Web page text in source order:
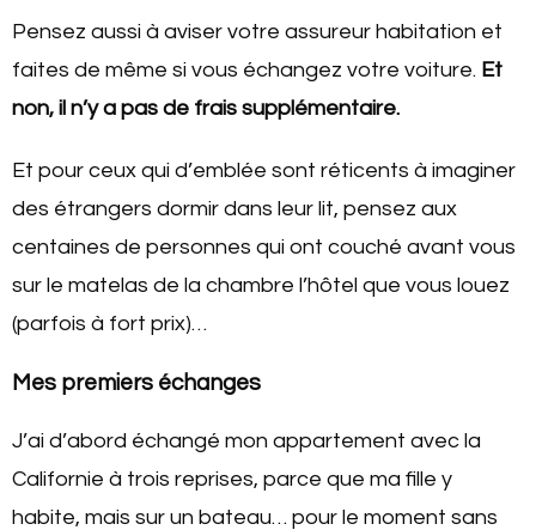
Pensez aussi à aviser votre assureur habitation et
faites de même si vous échangez votre voiture. Et
non, il n’y a pas de frais supplémentaire.
Et pour ceux qui d’emblée sont réticents à imaginer
des étrangers dormir dans leur lit, pensez aux
centaines de personnes qui ont couché avant vous
sur le matelas de la chambre l’hôtel que vous louez
(parfois à fort prix)…
Mes premiers échanges
J’ai d’abord échangé mon appartement avec la
Californie à trois reprises, parce que ma fille y
habite, mais sur un bateau… pour le moment sans